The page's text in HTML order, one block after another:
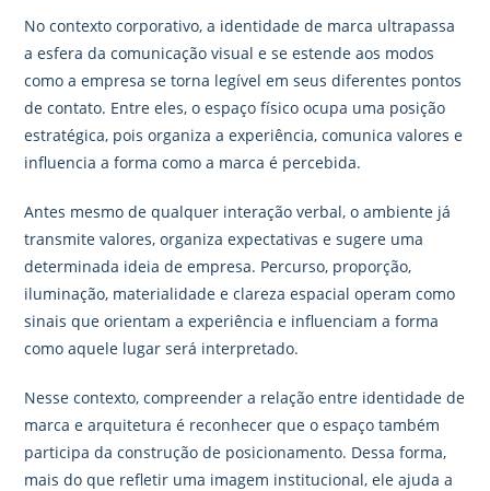
No contexto corporativo, a identidade de marca ultrapassa
a esfera da comunicação visual e se estende aos modos
como a empresa se torna legível em seus diferentes pontos
de contato. Entre eles, o espaço físico ocupa uma posição
estratégica, pois organiza a experiência, comunica valores e
influencia a forma como a marca é percebida.
Antes mesmo de qualquer interação verbal, o ambiente já
transmite valores, organiza expectativas e sugere uma
determinada ideia de empresa. Percurso, proporção,
iluminação, materialidade e clareza espacial operam como
sinais que orientam a experiência e influenciam a forma
como aquele lugar será interpretado.
Nesse contexto, compreender a relação entre identidade de
marca e arquitetura é reconhecer que o espaço também
participa da construção de posicionamento. Dessa forma,
mais do que refletir uma imagem institucional, ele ajuda a